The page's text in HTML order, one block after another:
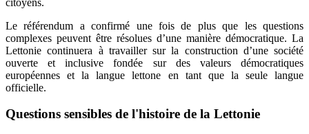
Le référendum a confirmé une fois de plus que les questions
complexes peuvent être résolues d’une manière démocratique. La
Lettonie continuera à travailler sur la construction d’une société
ouverte et inclusive fondée sur des valeurs démocratiques
européennes et la langue lettone en tant que la seule langue
officielle.
Questions sensibles de l'histoire de la Lettonie